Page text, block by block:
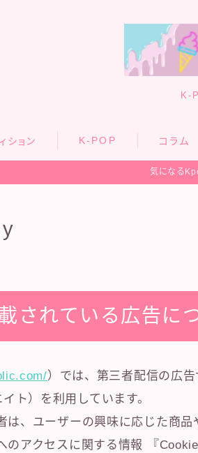
K-
ション K-POP コラム
気になる
されている広告に
）では、第三者配信の広
ト）を利用しています。
は、ユーザーの興味に応じた商
のアクセスに関する情報 『